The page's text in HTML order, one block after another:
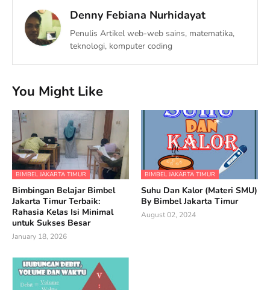
Denny Febiana Nurhidayat
Penulis Artikel web-web sains, matematika,
teknologi, komputer coding
You Might Like
BIMBEL JAKARTA TIMUR
Bimbingan Belajar Bimbel
Jakarta Timur Terbaik:
Rahasia Kelas Isi Minimal
untuk Sukses Besar
January 18, 2026
BIMBEL JAKARTA TIMUR
Suhu Dan Kalor (Materi SMU)
By Bimbel Jakarta Timur
August 02, 2024